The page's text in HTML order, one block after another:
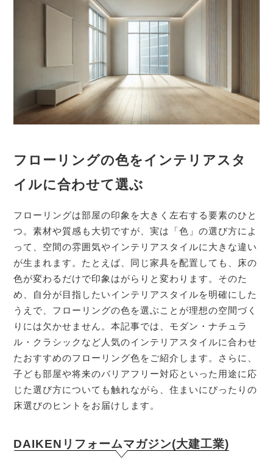
フローリングの色をインテリアスタ
イルに合わせて選ぶ
フローリングは部屋の印象を大きく左右する要素のひと
つ。素材や質感も大切ですが、実は「色」の選び方によ
って、空間の雰囲気やインテリアスタイルに大きな違い
が生まれます。たとえば、同じ家具を配置しても、床の
色が変わるだけで印象はがらりと変わります。そのた
め、自分が目指したいインテリアスタイルを明確にした
うえで、フローリングの色を選ぶことが理想の空間づく
りには欠かせません。本記事では、モダン・ナチュラ
ル・クラシックなど人気のインテリアスタイルに合わせ
たおすすめのフローリング色をご紹介します。さらに、
子ども部屋や将来のバリアフリー対応といった用途に応
じた選び方についても触れながら、住まいにぴったりの
床選びのヒントをお届けします。
DAIKENリフォームマガジン(大建工業)